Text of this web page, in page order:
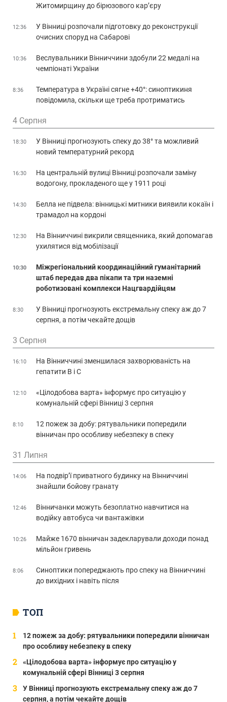
ТОП
12 пожеж за добу: рятувальники попередили вінничан
про особливу небезпеку в спеку
«Цілодобова варта» інформує про ситуацію у
комунальній сфері Вінниці 3 серпня
У Вінниці прогнозують екстремальну спеку аж до 7
серпня, а потім чекайте дощів
Житомирщину до бірюзового кар’єру
12:36
У Вінниці розпочали підготовку до реконструкції
очисних споруд на Сабарові
10:36
Веслувальники Вінниччини здобули 22 медалі на
чемпіонаті України
8:36
Температура в Україні сягне +40°: синоптикиня
повідомила, скільки ще треба протриматись
4 Серпня
18:30
У Вінниці прогнозують спеку до 38° та можливий
новий температурний рекорд
16:30
На центральній вулиці Вінниці розпочали заміну
водогону, прокладеного ще у 1911 році
14:30
Белла не підвела: вінницькі митники виявили кокаїн і
трамадол на кордоні
12:30
На Вінниччині викрили священника, який допомагав
ухилятися від мобілізації
10:30
Міжрегіональний координаційний гуманітарний
штаб передав два пікапи та три наземні
роботизовані комплекси Нацгвардійцям
8:30
У Вінниці прогнозують екстремальну спеку аж до 7
серпня, а потім чекайте дощів
3 Серпня
16:10
На Вінниччині зменшилася захворюваність на
гепатити В і С
12:10
«Цілодобова варта» інформує про ситуацію у
комунальній сфері Вінниці 3 серпня
8:10
12 пожеж за добу: рятувальники попередили
вінничан про особливу небезпеку в спеку
31 Липня
14:06
На подвір’ї приватного будинку на Вінниччині
знайшли бойову гранату
12:46
Вінничанки можуть безоплатно навчитися на
водійку автобуса чи вантажівки
10:26
Майже 1670 вінничан задекларували доходи понад
мільйон гривень
8:06
Синоптики попереджають про спеку на Вінниччині
до вихідних і навіть після